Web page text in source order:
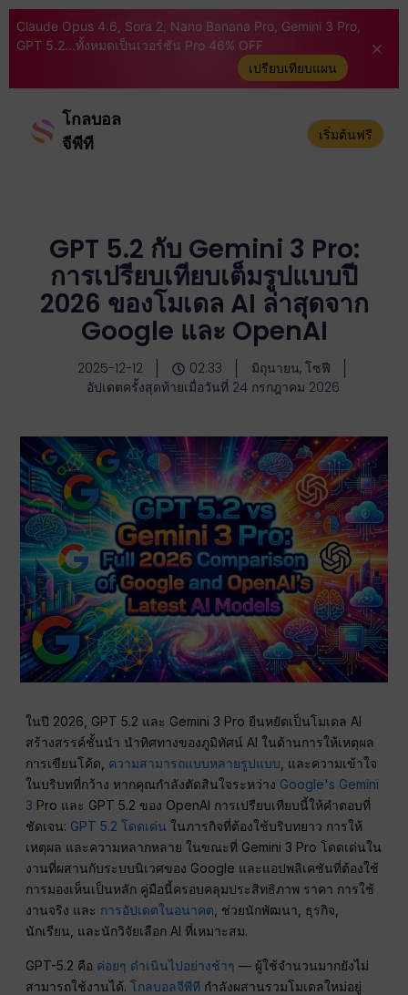
Claude Opus 4.6, Sora 2, Nano Banana Pro, Gemini 3 Pro,
GPT 5.2...ทั้งหมดเป็นเวอร์ชัน Pro 46% OFF
เปรียบเทียบแผน
โกลบอล
จีพีที
เริ่มต้นฟรี
GPT 5.2 กับ Gemini 3 Pro:
การเปรียบเทียบเต็มรูปแบบปี
2026 ของโมเดล AI ล่าสุดจาก
Google และ OpenAI
2025-12-12 02:33
มิถุนายน, โซฟี
อัปเดตครั้งสุดท้ายเมื่อวันที่ 24 กรกฎาคม 2026
ในปี 2026, GPT 5.2 และ Gemini 3 Pro ยืนหยัดเป็นโมเดล AI
สร้างสรรค์ชั้นนำ นำทิศทางของภูมิทัศน์ AI ในด้านการให้เหตุผล
การเขียนโค้ด, ความสามารถแบบหลายรูปแบบ , และความเข้าใจ
ในบริบทที่กว้าง หากคุณกำลังตัดสินใจระหว่าง Google's Gemini
3 Pro และ GPT 5.2 ของ OpenAI การเปรียบเทียบนี้ให้คำตอบที่
ชัดเจน: GPT 5.2 โดดเด่น ในภารกิจที่ต้องใช้บริบทยาว การให้
เหตุผล และความหลากหลาย ในขณะที่ Gemini 3 Pro โดดเด่นใน
งานที่ผสานกับระบบนิเวศของ Google และแอปพลิเคชันที่ต้องใช้
การมองเห็นเป็นหลัก คู่มือนี้ครอบคลุมประสิทธิภาพ ราคา การใช้
งานจริง และ การอัปเดตในอนาคต , ช่วยนักพัฒนา, ธุรกิจ,
นักเรียน, และนักวิจัยเลือก AI ที่เหมาะสม.
GPT-5.2 คือ ค่อยๆ ดำเนินไปอย่างช้าๆ — ผู้ใช้จำนวนมากยังไม่
สามารถใช้งานได้.โกลบอลจีพีที กำลังผสานรวมโมเดลใหม่อยู่